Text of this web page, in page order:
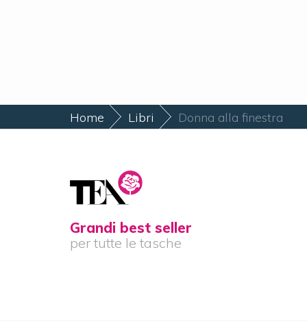
Home Libri Donna alla finestra
Grandi best seller
per tutte le tasche